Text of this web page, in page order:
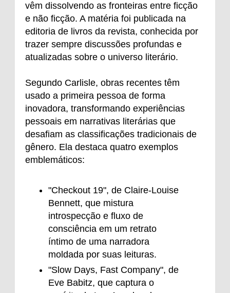
vêm dissolvendo as fronteiras entre ficção
e não ficção. A matéria foi publicada na
editoria de livros da revista, conhecida por
trazer sempre discussões profundas e
atualizadas sobre o universo literário.
Segundo Carlisle, obras recentes têm
usado a primeira pessoa de forma
inovadora, transformando experiências
pessoais em narrativas literárias que
desafiam as classificações tradicionais de
gênero. Ela destaca quatro exemplos
emblemáticos:
"Checkout 19", de Claire-Louise
Bennett, que mistura
introspecção e fluxo de
consciência em um retrato
íntimo de uma narradora
moldada por suas leituras.
"Slow Days, Fast Company", de
Eve Babitz, que captura o